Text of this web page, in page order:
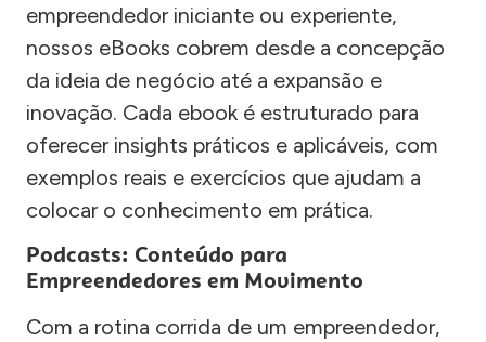
empreendedor iniciante ou experiente,
nossos eBooks cobrem desde a concepção
da ideia de negócio até a expansão e
inovação. Cada ebook é estruturado para
oferecer insights práticos e aplicáveis, com
exemplos reais e exercícios que ajudam a
colocar o conhecimento em prática.
Podcasts: Conteúdo para
Empreendedores em Movimento
Com a rotina corrida de um empreendedor,